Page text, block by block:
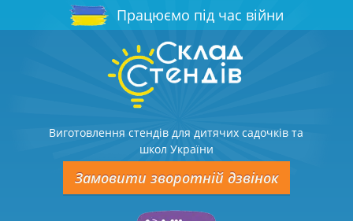
Працюємо під час війни
Виготовлення стендів для дитячих садочків та
школ України
Замовити зворотній дзвінок